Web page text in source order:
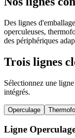
Des lignes
operculeuses,
des périphériques
Trois lignes
Sélectionnez une
intégrés.
Operculage
Ligne